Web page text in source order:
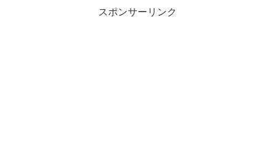
スポンサーリンク